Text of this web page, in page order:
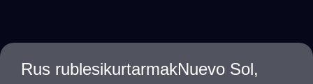
Rus rublesikurtarmakNuevo Sol,